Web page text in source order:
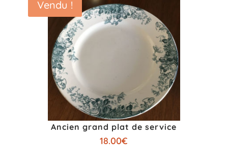
Ancien grand plat de service
18.00€
Vendu !